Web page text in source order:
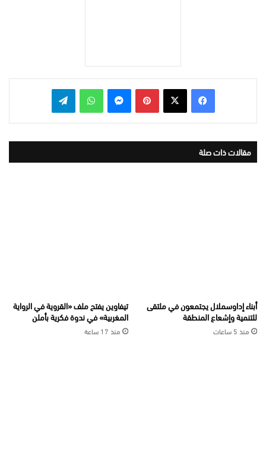
بينتيريست واتساب
مقالات ذات صلة
أبناء إداوسملال يجتمعون في ملتقى
للتنمية وإشعاع المنطقة
منذ 5 ساعات
تيفاوين يفتح ملف «القروية في الرواية
المغربية» في ندوة فكرية بأملن
منذ 17 ساعة